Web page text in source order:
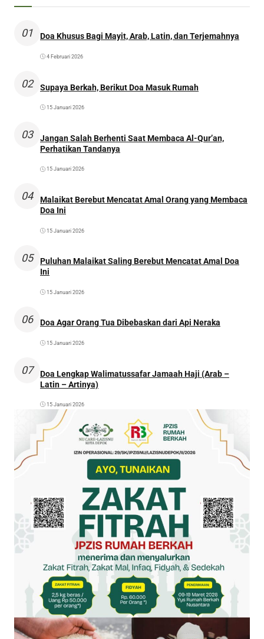
01 Doa Khusus Bagi Mayit, Arab, Latin, dan Terjemahnya
4 Februari 2026
02 Supaya Berkah, Berikut Doa Masuk Rumah
15 Januari 2026
03
Jangan Salah Berhenti Saat Membaca Al-Qur’an,
Perhatikan Tandanya
15 Januari 2026
04
Malaikat Berebut Mencatat Amal Orang yang Membaca
Doa Ini
15 Januari 2026
05
Puluhan Malaikat Saling Berebut Mencatat Amal Doa
Ini
15 Januari 2026
06 Doa Agar Orang Tua Dibebaskan dari Api Neraka
15 Januari 2026
07
Doa Lengkap Walimatussafar Jamaah Haji (Arab –
Latin – Artinya)
15 Januari 2026